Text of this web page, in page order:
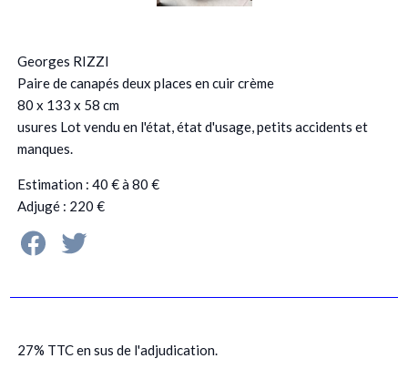
Georges RIZZI
Paire de canapés deux places en cuir crème
80 x 133 x 58 cm
usures Lot vendu en l'état, état d'usage, petits accidents et
manques.
Estimation : 40 € à 80 €
Adjugé : 220 €
27% TTC en sus de l'adjudication.